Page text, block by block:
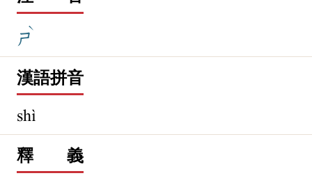
ㄕ
ˋ
漢語拼音
shì
釋 義